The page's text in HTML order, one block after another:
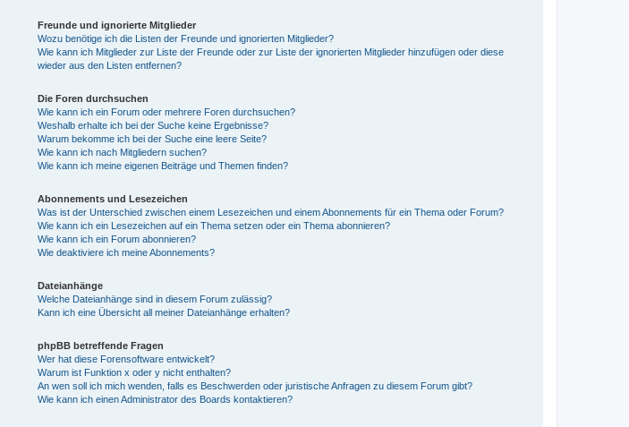
Freunde und ignorierte Mitglieder
Wozu benötige ich die Listen der Freunde und ignorierten Mitglieder?
Wie kann ich Mitglieder zur Liste der Freunde oder zur Liste der ignorierten Mitglieder hinzufügen oder diese
wieder aus den Listen entfernen?
Die Foren durchsuchen
Wie kann ich ein Forum oder mehrere Foren durchsuchen?
Weshalb erhalte ich bei der Suche keine Ergebnisse?
Warum bekomme ich bei der Suche eine leere Seite?
Wie kann ich nach Mitgliedern suchen?
Wie kann ich meine eigenen Beiträge und Themen finden?
Abonnements und Lesezeichen
Was ist der Unterschied zwischen einem Lesezeichen und einem Abonnements für ein Thema oder Forum?
Wie kann ich ein Lesezeichen auf ein Thema setzen oder ein Thema abonnieren?
Wie kann ich ein Forum abonnieren?
Wie deaktiviere ich meine Abonnements?
Dateianhänge
Welche Dateianhänge sind in diesem Forum zulässig?
Kann ich eine Übersicht all meiner Dateianhänge erhalten?
phpBB betreffende Fragen
Wer hat diese Forensoftware entwickelt?
Warum ist Funktion x oder y nicht enthalten?
An wen soll ich mich wenden, falls es Beschwerden oder juristische Anfragen zu diesem Forum gibt?
Wie kann ich einen Administrator des Boards kontaktieren?